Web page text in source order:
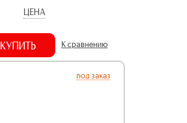
ЦЕНА
КУПИТЬ К сравнению
под заказ